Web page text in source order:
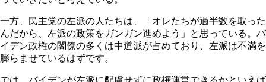
一方、民主党の左派の人たちは、「オレたちが過半数を取った
んだから、左派の政策をガンガン進めよう」と思っている。バ
イデン政権の閣僚の多くは中道派が占めており、左派は不満を
膨らませているはずです。
では、バイデンが左派に配慮せずに政権運営できるかといえば